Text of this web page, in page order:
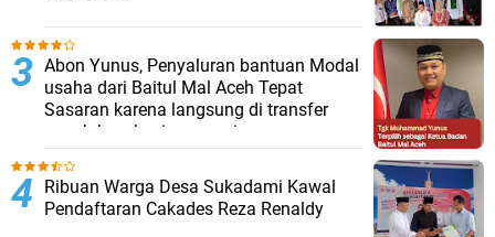
Abon Yunus, Penyaluran bantuan Modal
usaha dari Baitul Mal Aceh Tepat
Sasaran karena langsung di transfer
penuh ke rekening penerima
Ribuan Warga Desa Sukadami Kawal
Pendaftaran Cakades Reza Renaldy